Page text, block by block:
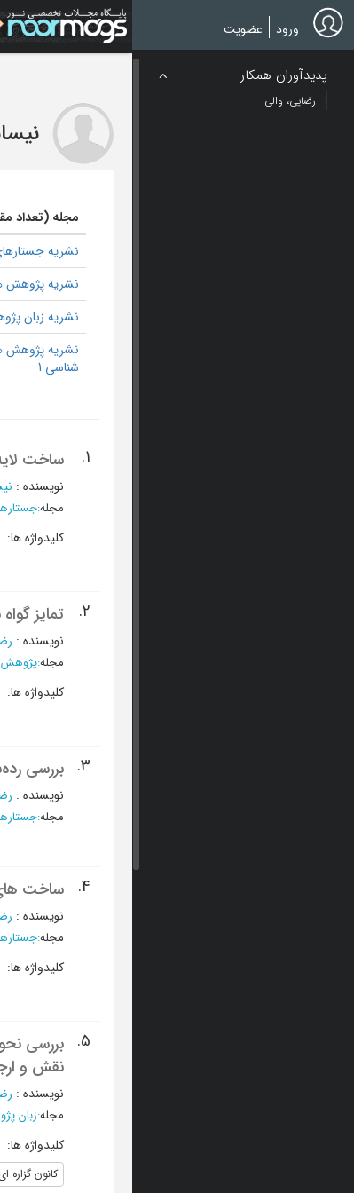
Skip
to
main
ورود عضویت
پدیدآوران همکار
رضایی، والی
مجله (تعداد
نشریه
نشریه پژوهش
نشریه زبان
نشریه پژوهش
شناسی 1
1. ساخت
نویسنده :
مجله:
کلیدواژه ها:
2. تمایز
نویسنده :
مجله:پژوهش
کلیدواژه ها:
3. بررسی
نویسنده :
مجله:
4. ساخت
نویسنده :
مجله:
کلیدواژه ها:
5.
بررسی
نقش و
نویسنده :
مجله:زبان
کلیدواژه ها:
کانون گزاره